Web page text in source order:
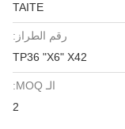
TAITE
رقم الطراز:
TP36 "X6" X42
الـ MOQ:
2